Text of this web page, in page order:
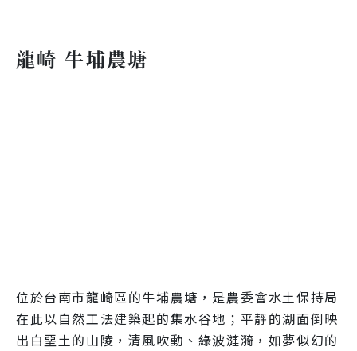
龍崎 牛埔農塘
位於台南市龍崎區的牛埔農塘，是農委會水土保持局
在此以自然工法建築起的集水谷地；平靜的湖面倒映
出白堊土的山陵，清風吹動、綠波漣漪，如夢似幻的